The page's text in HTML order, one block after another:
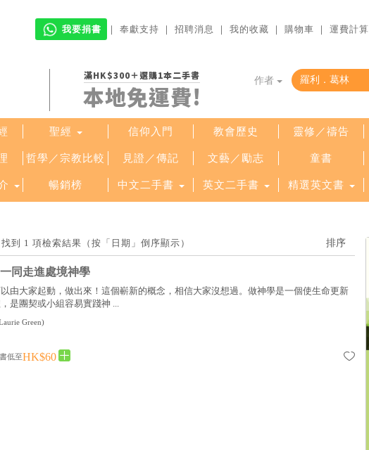
我要捐書 ｜ 奉獻支持 ｜ 招聘消息 ｜ 我的收藏 ｜ 購物車 ｜ 運費計算
滿HK$300＋選購1本二手書
本地免運費!
作者
聖經 信仰入門 教會歷史 靈修／禱告
哲學／宗教比較 見證／傳記 文藝／勵志 童書
暢銷榜 中文二手書 英文二手書 精選英文書
到 1 項檢索結果（按「日期」倒序顯示）
同走進處境神學
由大家起動，做出來！這個嶄新的概念，相信大家沒想過。做神學是一個使生命更新
是團契或小組容易實踐神 ...
Green)
低至HK$60